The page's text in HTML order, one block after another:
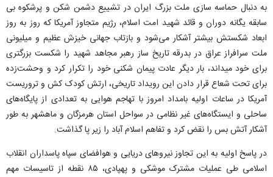
به دنبال حماسه سازی ملت بزرگ ایران در تشییع دشمن شکن و پرشکوه بی
سابقه یگانه دوران و قائد شهید امت اسلام، رژیم متجاوز آمریکا که روز به روز
ابعاد شکستش بیشتر آشکار می‌شود و بازتاب جهانی خیزش عظیم و میلیونی
ملت سرافراز عراق در بدرقه تاریخ ساز رهبر مجاهد شهید را شکست بزرگتری
برای خود میداند، بار دیگر عادت پیمان شکنی خود را تکرار کرد و وحشت‌زده
برای تحت شعاع قرار دادن این رویداد تاریخی، ارتش کودک کش و تروریست
آمریکا در ساعات اولیه بامداد امروز با تهاجم هوایی به تعدادی از پایگاه‌های
ساحلی و ایستگاه‌های غیر نظامی در سواحل استان هرمزگان و ماهشهر به طور
آشکار آتش بس را نقض کرد و تفاهم اسلام آباد را زیر پا گذاشت.
در پاسخ اولیه به این تجاوز نیرو‌های دریایی و هوافضای سپاه پاسداران انقلاب
اسلامی طی عملیات مشترک موشکی و پهپادی، ۸۵ نقطه از تاسیسات مهم